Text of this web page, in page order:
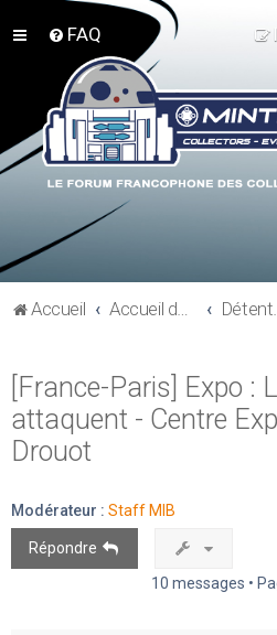
FAQ
Accueil Accueil du forum Détente
[France-Paris] Expo :
attaquent - Centre
Drouot
Modérateur : Staff MIB
Répondre
10 messages •